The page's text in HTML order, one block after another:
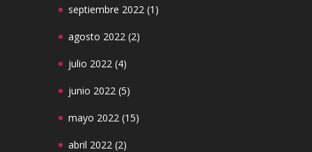
septiembre 2022 (1)
agosto 2022 (2)
julio 2022 (4)
junio 2022 (5)
mayo 2022 (15)
abril 2022 (2)